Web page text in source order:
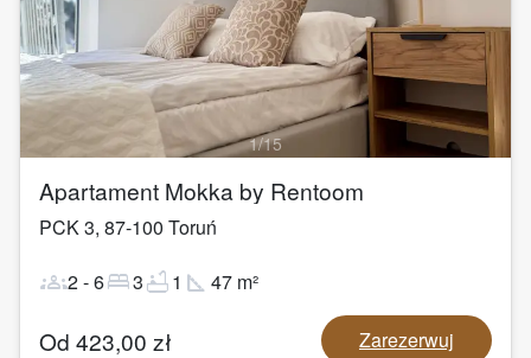
1/15
Apartament Mokka by Rentoom
PCK 3, 87-100 Toruń
groups2-6bed3bathtub1 square_foot 47 m²
Od 423,00 zł Zarezerwuj